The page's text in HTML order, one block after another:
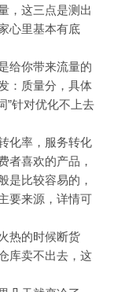
，这三点是测出
心里基本有底
给你带来流量的
：质量分，具体
”针对优化不上去
化率，服务转化
者喜欢的产品，
是比较容易的，
要来源，详情可
热的时候断货
库卖不出去，这